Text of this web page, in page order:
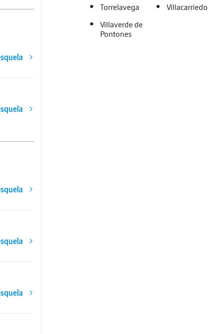
Torrelavega
Villacarriedo
Villaverde de
Pontones